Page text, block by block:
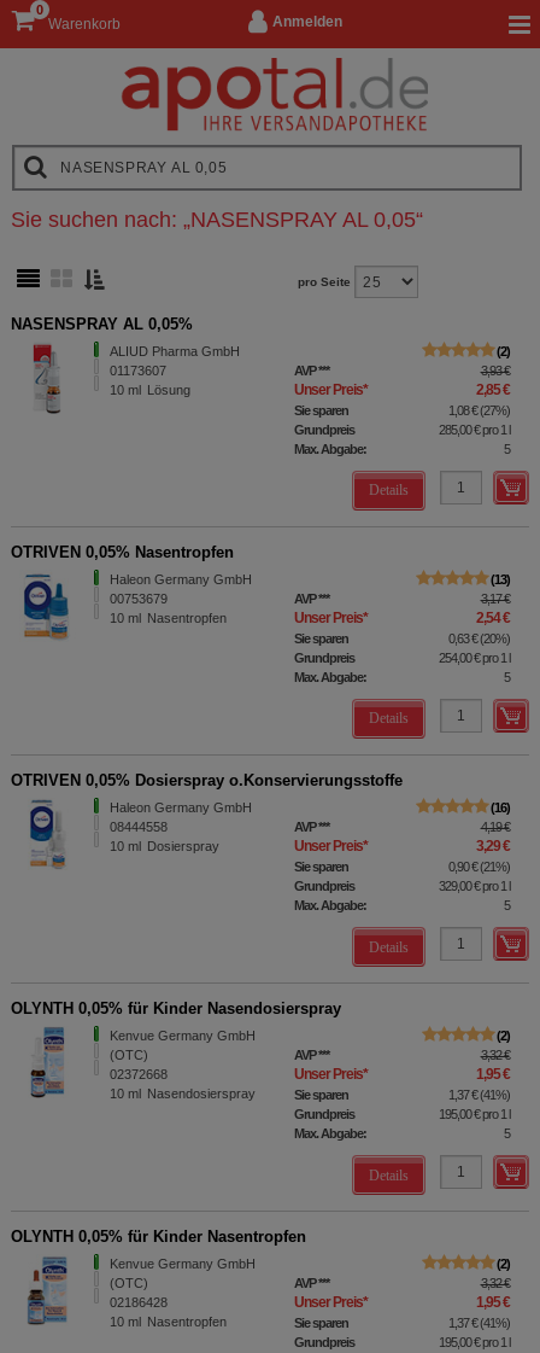
Anmelden
Warenkorb
0
Sie suchen nach: „NASENSPRAY AL 0,05“
pro Seite
NASENSPRAY AL 0,05%
ALIUD Pharma GmbH
01173607
10 ml Lösung
2
AVP*** 3,93 €
Unser Preis* 2,85 €
Sie sparen 1,08 €(27%)
Grundpreis
285,00 €pro 1 l
Max. Abgabe:
5
Details
OTRIVEN 0,05% Nasentropfen
Haleon Germany GmbH
00753679
10 ml Nasentropfen
13
AVP*** 3,17 €
Unser Preis* 2,54 €
Sie sparen 0,63 €(20%)
Grundpreis
254,00 €pro 1 l
Max. Abgabe:
5
Details
OTRIVEN 0,05% Dosierspray o.Konservierungsstoffe
Haleon Germany GmbH
08444558
10 ml Dosierspray
16
AVP*** 4,19 €
Unser Preis* 3,29 €
Sie sparen 0,90 €(21%)
Grundpreis
329,00 €pro 1 l
Max. Abgabe:
5
Details
OLYNTH 0,05% für Kinder Nasendosierspray
Kenvue Germany GmbH
(OTC)
02372668
10 ml Nasendosierspray
2
AVP*** 3,32 €
Unser Preis* 1,95 €
Sie sparen 1,37 €(41%)
Grundpreis
195,00 €pro 1 l
Max. Abgabe:
5
Details
OLYNTH 0,05% für Kinder Nasentropfen
Kenvue Germany GmbH
(OTC)
02186428
10 ml Nasentropfen
2
AVP*** 3,32 €
Unser Preis* 1,95 €
Sie sparen 1,37 €(41%)
Grundpreis
195,00 €pro 1 l